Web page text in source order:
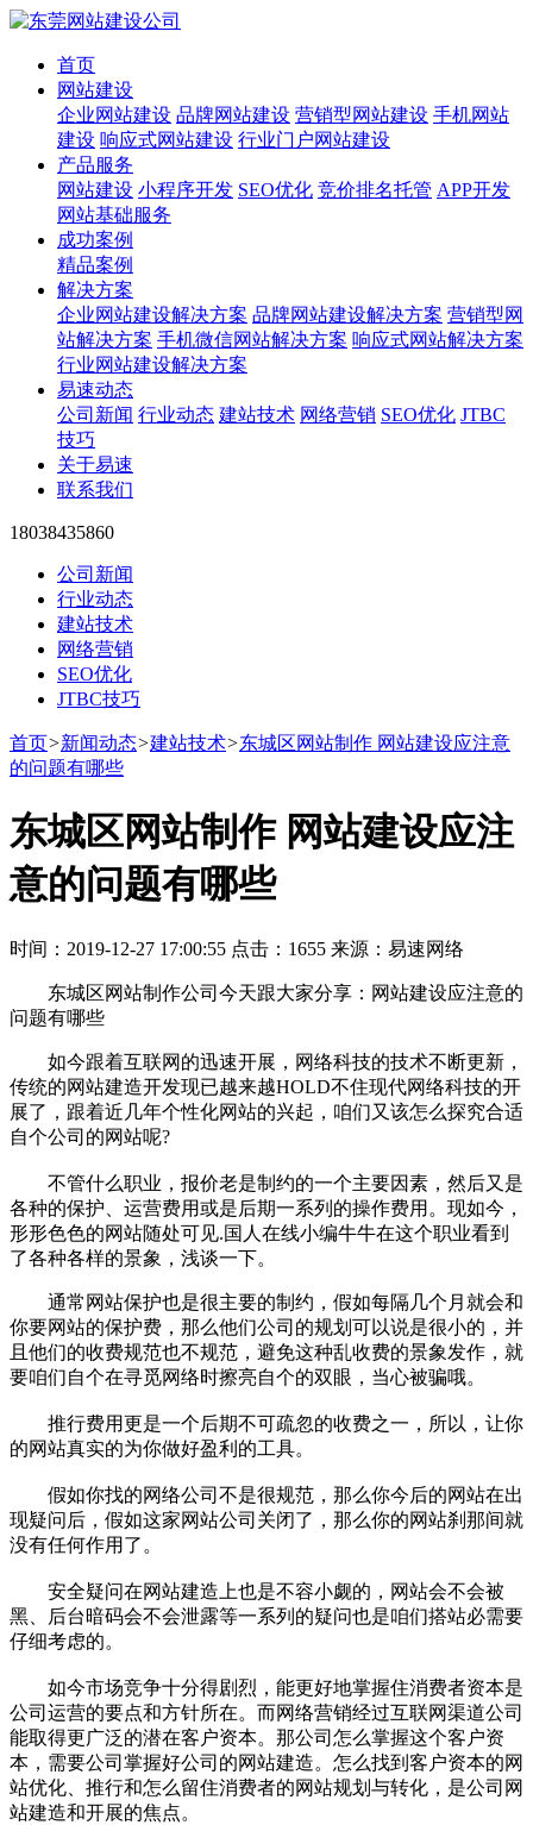
首页
网站建设
企业网站建设 品牌网站建设 营销型网站建设 手机网站
建设 响应式网站建设 行业门户网站建设
产品服务
网站建设 小程序开发 SEO优化 竞价排名托管 APP开发
网站基础服务
成功案例
精品案例
解决方案
企业网站建设解决方案 品牌网站建设解决方案 营销型网
站解决方案 手机微信网站解决方案 响应式网站解决方案
行业网站建设解决方案
易速动态
公司新闻 行业动态 建站技术 网络营销 SEO优化 JTBC
技巧
关于易速
联系我们
18038435860
公司新闻
行业动态
建站技术
网络营销
SEO优化
JTBC技巧
首页>新闻动态>建站技术>东城区网站制作 网站建设应注意
的问题有哪些
东城区网站制作 网站建设应注
意的问题有哪些
时间：2019-12-27 17:00:55 点击：1655 来源：易速网络
东城区网站制作公司今天跟大家分享：网站建设应注意的
问题有哪些
如今跟着互联网的迅速开展，网络科技的技术不断更新，
传统的网站建造开发现已越来越HOLD不住现代网络科技的开
展了，跟着近几年个性化网站的兴起，咱们又该怎么探究合适
自个公司的网站呢?
不管什么职业，报价老是制约的一个主要因素，然后又是
各种的保护、运营费用或是后期一系列的操作费用。现如今，
形形色色的网站随处可见.国人在线小编牛牛在这个职业看到
了各种各样的景象，浅谈一下。
通常网站保护也是很主要的制约，假如每隔几个月就会和
你要网站的保护费，那么他们公司的规划可以说是很小的，并
且他们的收费规范也不规范，避免这种乱收费的景象发作，就
要咱们自个在寻觅网络时擦亮自个的双眼，当心被骗哦。
推行费用更是一个后期不可疏忽的收费之一，所以，让你
的网站真实的为你做好盈利的工具。
假如你找的网络公司不是很规范，那么你今后的网站在出
现疑问后，假如这家网站公司关闭了，那么你的网站刹那间就
没有任何作用了。
安全疑问在网站建造上也是不容小觑的，网站会不会被
黑、后台暗码会不会泄露等一系列的疑问也是咱们搭站必需要
仔细考虑的。
如今市场竞争十分得剧烈，能更好地掌握住消费者资本是
公司运营的要点和方针所在。而网络营销经过互联网渠道公司
能取得更广泛的潜在客户资本。那公司怎么掌握这个客户资
本，需要公司掌握好公司的网站建造。怎么找到客户资本的网
站优化、推行和怎么留住消费者的网站规划与转化，是公司网
站建造和开展的焦点。